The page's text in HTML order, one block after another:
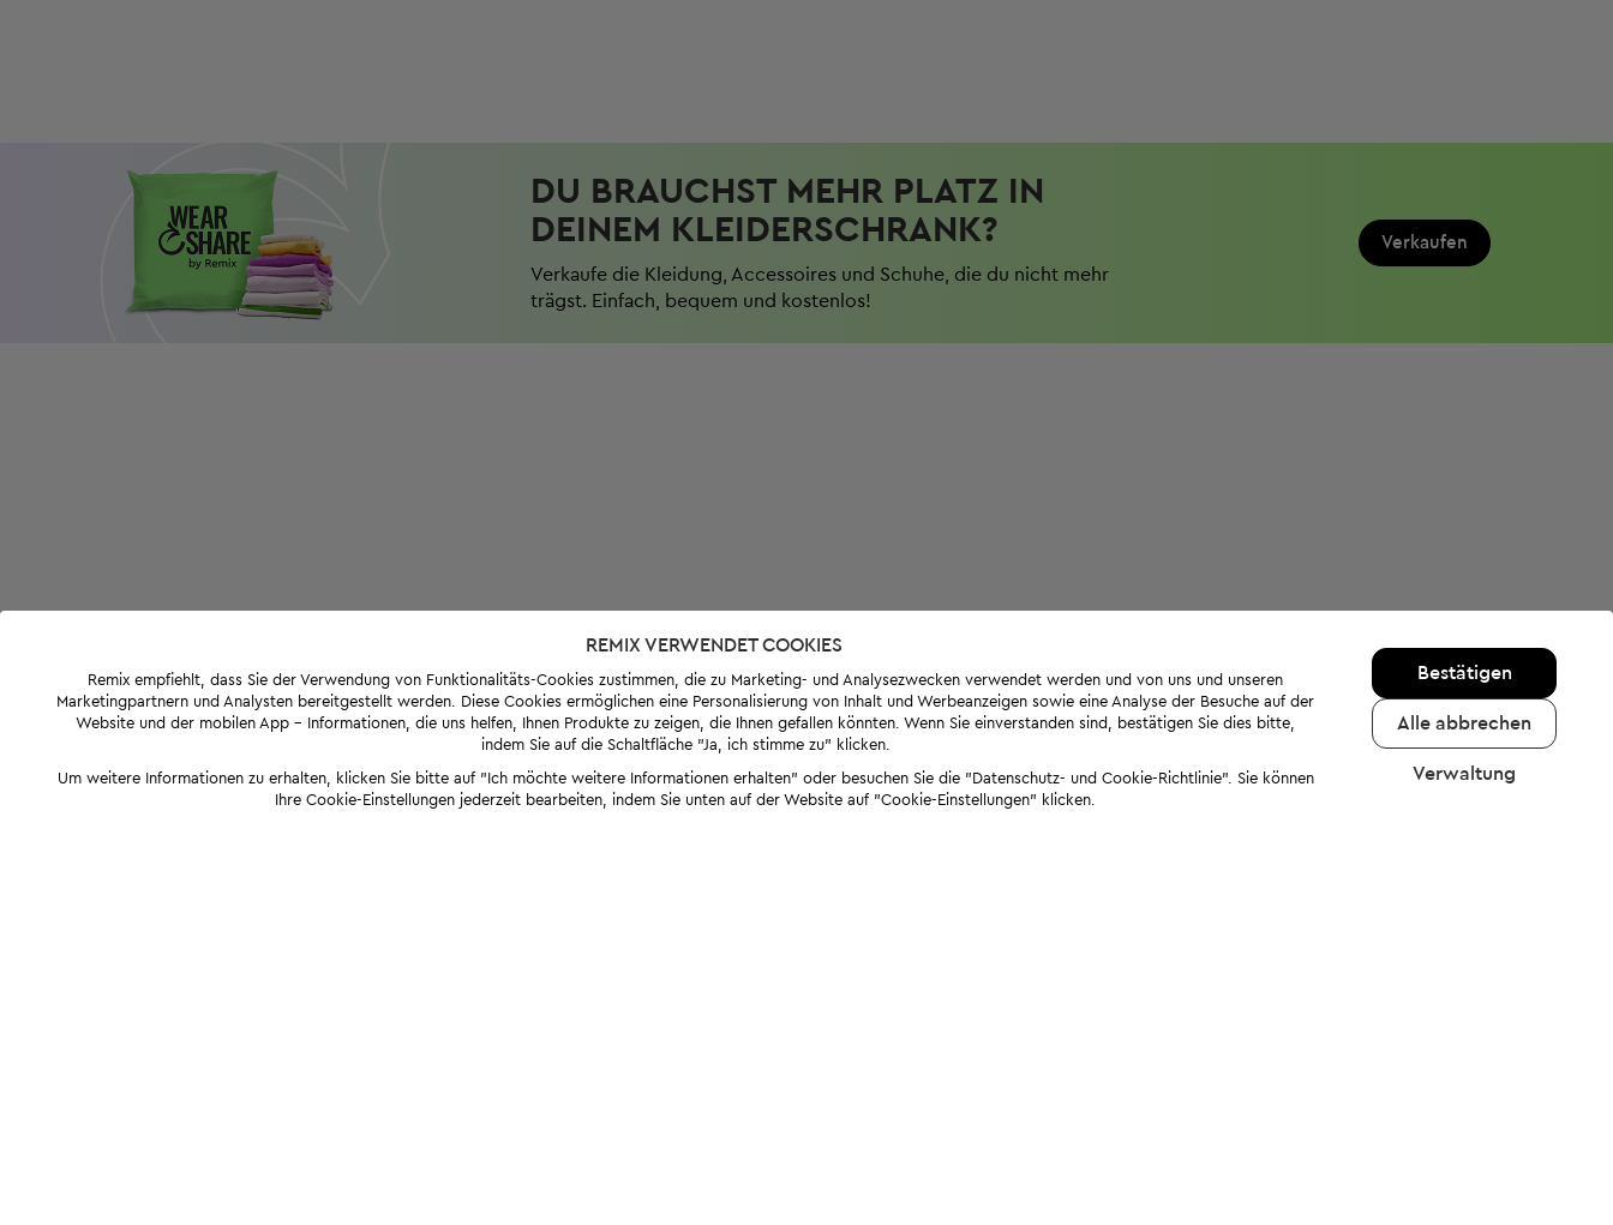
DU BRAUCHST MEHR PLATZ IN
DEINEM KLEIDERSCHRANK?
Verkaufe die Kleidung, Accessoires und Schuhe, die du nicht mehr
trägst. Einfach, bequem und kostenlos!
Verkaufen
REMIX VERWENDET COOKIES
Remix empfiehlt, dass Sie der Verwendung von Funktionalitäts-Cookies zustimmen, die zu Marketing- und Analysezwecken verwendet werden und von uns und unseren
Marketingpartnern und Analysten bereitgestellt werden. Diese Cookies ermöglichen eine Personalisierung von Inhalt und Werbeanzeigen sowie eine Analyse der Besuche auf der
Website und der mobilen App - Informationen, die uns helfen, Ihnen Produkte zu zeigen, die Ihnen gefallen könnten. Wenn Sie einverstanden sind, bestätigen Sie dies bitte,
indem Sie auf die Schaltfläche "Ja, ich stimme zu" klicken.
Um weitere Informationen zu erhalten, klicken Sie bitte auf "Ich möchte weitere Informationen erhalten" oder besuchen Sie die "Datenschutz- und Cookie-Richtlinie". Sie können
Ihre Cookie-Einstellungen jederzeit bearbeiten, indem Sie unten auf der Website auf "Cookie-Einstellungen" klicken.
Bestätigen
Alle abbrechen
Verwaltung